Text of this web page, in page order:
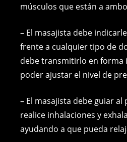
músculos que están a
– El masajista debe
frente a cualquier tipo de
debe transmitirlo en forma
poder ajustar el nivel de
– El masajista debe guiar
realice inhalaciones y
ayudando a que pueda